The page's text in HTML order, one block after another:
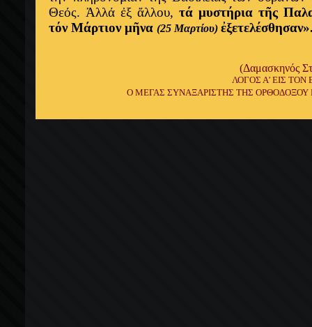
Θεός. Ἀλλά ἐξ ἄλλου, τά μυστήρια τῆς
τόν Μάρτιον μῆνα (25 Μαρτίου)
(Δαμασκηνός
ΛΟΓΟΣ Α’ ΕΙΣ
Ο ΜΕΓΑΣ ΣΥΝΑΞΑΡΙΣΤΗΣ ΤΗΣ ΟΡΘΟΔΟΞΟΥ